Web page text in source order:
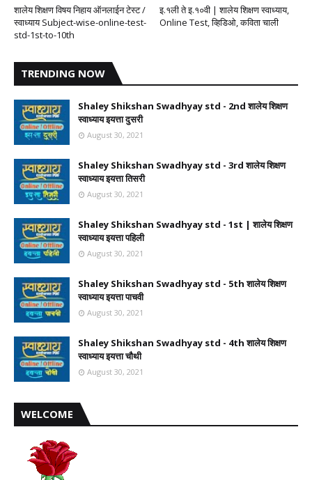
शालेय शिक्षण विषय निहाय ऑनलाईन टेस्ट /
स्वाध्याय Subject-wise-online-test-
std-1st-to-10th
इ.१ली ते इ.१०वी | शालेय शिक्षण स्वाध्याय,
Online Test, व्हिडिओ, कविता चाली
TRENDING NOW
Shaley Shikshan Swadhyay std - 2nd शालेय शिक्षण
स्वाध्याय इयत्ता दुसरी
August 30, 2021
Shaley Shikshan Swadhyay std - 3rd शालेय शिक्षण
स्वाध्याय इयत्ता तिसरी
August 30, 2021
Shaley Shikshan Swadhyay std - 1st | शालेय शिक्षण
स्वाध्याय इयत्ता पहिली
August 30, 2021
Shaley Shikshan Swadhyay std - 5th शालेय शिक्षण
स्वाध्याय इयत्ता पाचवी
August 30, 2021
Shaley Shikshan Swadhyay std - 4th शालेय शिक्षण
स्वाध्याय इयत्ता चौथी
August 30, 2021
WELCOME